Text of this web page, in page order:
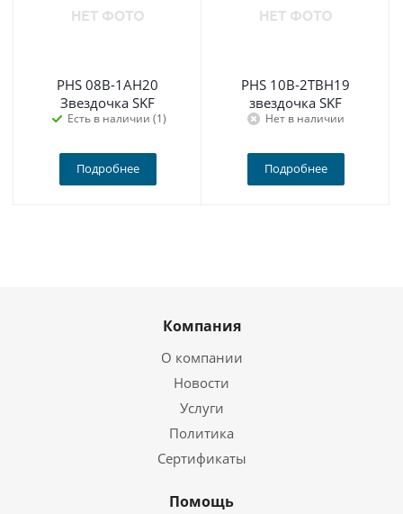
PHS 08B-1AH20
Звездочка SKF
Есть в наличии (1)
Подробнее
PHS 10B-2TBH19
звездочка SKF
Нет в наличии
Подробнее
Компания
О компании
Новости
Услуги
Политика
Сертификаты
Помощь